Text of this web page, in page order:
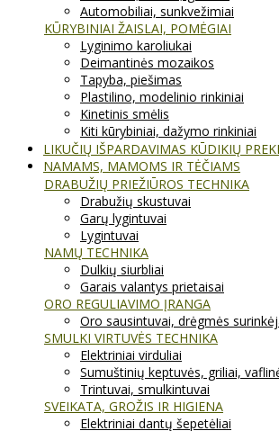
Automobiliai, sunkvežimiai
KŪRYBINIAI ŽAISLAI, POMĖGIAI
Lyginimo karoliukai
Deimantinės mozaikos
Tapyba, piešimas
Plastilino, modelinio rinkiniai
Kinetinis smėlis
Kiti kūrybiniai, dažymo rinkiniai
LIKUČIŲ IŠPARDAVIMAS KŪDIKIŲ
NAMAMS, MAMOMS IR TĖČIAMS
DRABUŽIŲ PRIEŽIŪROS TECHNIKA
Drabužių skustuvai
Garų lygintuvai
Lygintuvai
NAMŲ TECHNIKA
Dulkių siurbliai
Garais valantys prietaisai
ORO REGULIAVIMO ĮRANGA
Oro sausintuvai, drėgmės
SMULKI VIRTUVĖS TECHNIKA
Elektriniai virduliai
Sumuštinių keptuvės, griliai,
Trintuvai, smulkintuvai
SVEIKATA, GROŽIS IR HIGIENA
Elektriniai dantų šepetėliai